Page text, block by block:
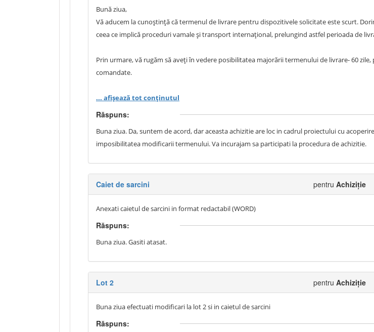
Bună ziua,
Vă aducem la cunoștință că termenul de livrare pentru dispozitivele solicitate este scurt.
ceea ce implică proceduri vamale și transport internațional, prelungind astfel perioada de
Prin urmare, vă rugăm să aveți în vedere posibilitatea majorării termenului de livrare- 60
comandate.
Vă mulțumim pentru înțelegere și colaborare.
... afișează tot conținutul
Răspuns:
Buna ziua. Da, suntem de acord, dar aceasta achizitie are loc in cadrul proiectului cu
imposibilitatea modificarii termenului. Va incurajam sa participati la procedura de achizitie.
Caiet de sarcini pentru Achiziție
Anexati caietul de sarcini in format redactabil (WORD)
Răspuns:
Buna ziua. Gasiti atasat.
Lot 2 pentru Achiziție
Buna ziua efectuati modificari la lot 2 si in caietul de sarcini
Răspuns: